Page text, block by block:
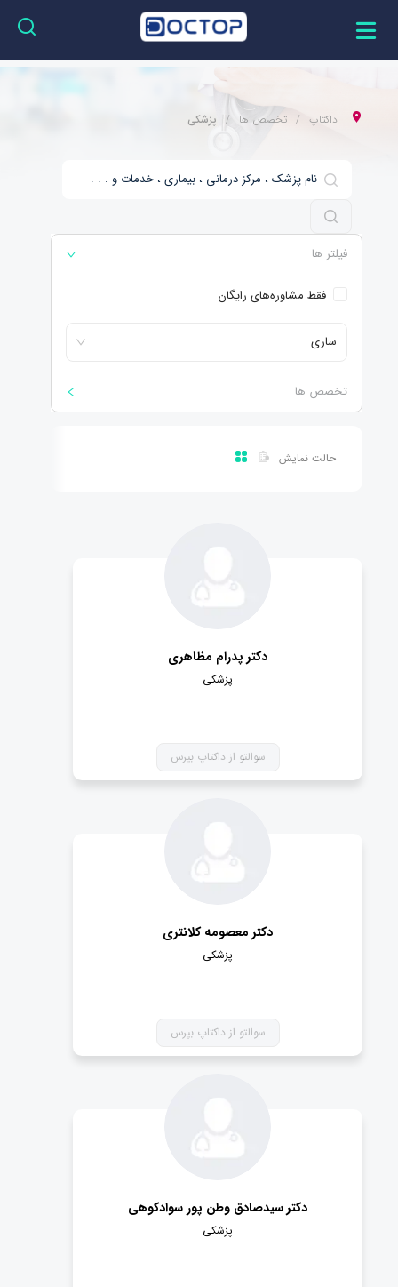
داکتاپ تخصص ها پزشکی
فیلتر ها
فقط مشاوره‌های رایگان
ساری
تخصص ها
حالت نمایش
دکتر پدرام مظاهری
پزشکی
سوالتو از داکتاپ بپرس
دکتر معصومه کلانتری
پزشکی
سوالتو از داکتاپ بپرس
دکتر سیدصادق وطن پور سوادکوهی
پزشکی